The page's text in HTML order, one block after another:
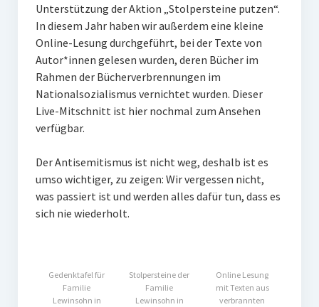
Impressum
Datenschutz
Insta
Unterstützung der Aktion „Stolpersteine putzen“.
In diesem Jahr haben wir außerdem eine kleine
Online-Lesung durchgeführt, bei der Texte von
Autor*innen gelesen wurden, deren Bücher im
Rahmen der Bücherverbrennungen im
Nationalsozialismus vernichtet wurden. Dieser
Live-Mitschnitt ist hier nochmal zum Ansehen
verfügbar.
Der Antisemitismus ist nicht weg, deshalb ist es
umso wichtiger, zu zeigen: Wir vergessen nicht,
was passiert ist und werden alles dafür tun, dass es
sich nie wiederholt.
Gedenktafel für
Familie
Lewinsohn in
Stolpersteine der
Familie
Lewinsohn in
Online Lesung
mit Texten aus
verbrannten